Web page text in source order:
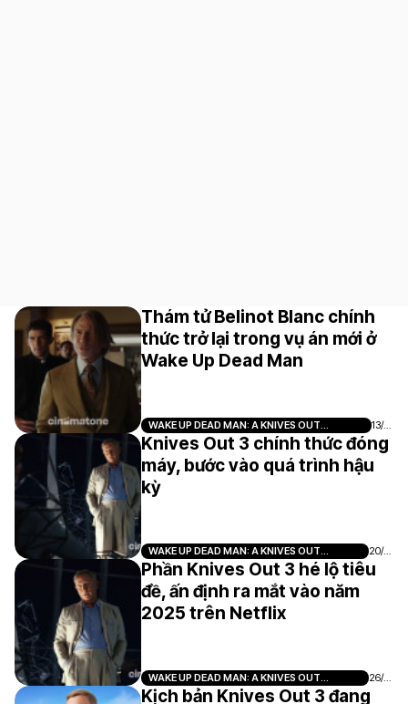
Thám tử Belinot Blanc chính
thức trở lại trong vụ án mới ở
Wake Up Dead Man
WAKE UP DEAD MAN: A KNIVES OUT
MYSTERY
13/0
Knives Out 3 chính thức đóng
máy, bước vào quá trình hậu
kỳ
WAKE UP DEAD MAN: A KNIVES OUT
MYSTERY
20/0
8
Phần Knives Out 3 hé lộ tiêu
đề, ấn định ra mắt vào năm
2025 trên Netflix
WAKE UP DEAD MAN: A KNIVES OUT
MYSTERY
26/0
5
Kịch bản Knives Out 3 đang